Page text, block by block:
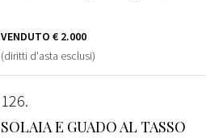
VENDUTO € 2.000
(diritti d'asta esclusi)
126
SOLAIA E GUADO AL TASSO